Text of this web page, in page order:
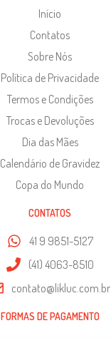
Início
Contatos
Sobre Nós
Política de Privacidade
Termos e Condições
Trocas e Devoluções
Dia das Mães
Calendário de Gravidez
Copa do Mundo
CONTATOS
41 9 9851-5127
(41) 4063-8510
contato@likluc.com.br
FORMAS DE PAGAMENTO